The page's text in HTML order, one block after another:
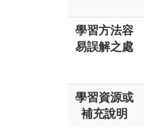
學習方法容
易誤解之處
學習資源或
補充說明